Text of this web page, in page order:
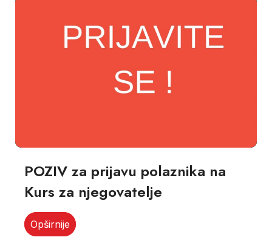
POZIV za prijavu polaznika na
Kurs za njegovatelje
Opširnije